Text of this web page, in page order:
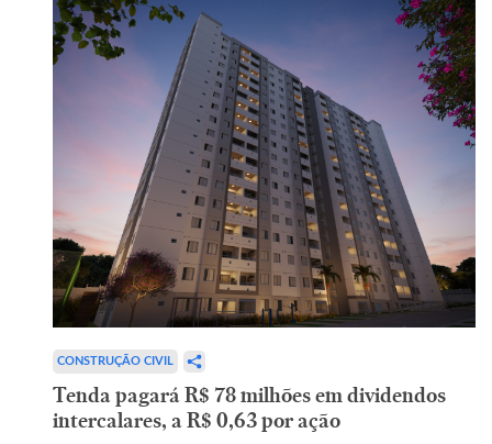
CONSTRUÇÃO CIVIL
Tenda pagará R$ 78 milhões em dividendos
intercalares, a R$ 0,63 por ação